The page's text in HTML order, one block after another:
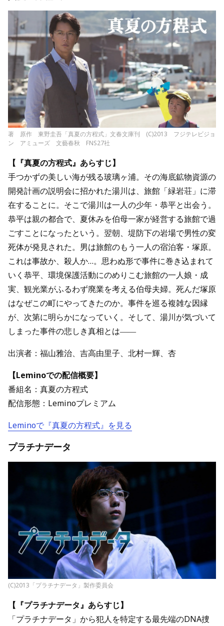
著 原作 東野圭吾「真夏の方程式」文春文庫刊 (C)2013 フジテレビジョ
ン アミューズ 文藝春秋 FNS27社
【『真夏の方程式』あらすじ】
手つかずの美しい海が残る玻璃ヶ浦。その海底鉱物資源の
開発計画の説明会に招かれた湯川は、旅館「緑岩荘」に滞
在することに。そこで湯川は一人の少年・恭平と出会う。
恭平は親の都合で、夏休みを伯母一家が経営する旅館で過
ごすことになったという。翌朝、堤防下の岩場で男性の変
死体が発見された。男は旅館のもう一人の宿泊客・塚原。
これは事故か、殺人か…。思わぬ形で事件に巻き込まれて
いく恭平、環境保護活動にのめりこむ旅館の一人娘・成
実、観光業がふるわず廃業を考える伯母夫婦。死んだ塚原
はなぜこの町にやってきたのか。事件を巡る複雑な因縁
が、次第に明らかになっていく。そして、湯川が気づいて
しまった事件の悲しき真相とは――
出演者：福山雅治、吉高由里子、北村一輝、杏
【Leminoでの配信概要】
番組名：真夏の方程式
配信形態：Leminoプレミアム
Leminoで『真夏の方程式』を見る
プラチナデータ
(C)2013「プラチナデータ」製作委員会
【『プラチナデータ』あらすじ】
「プラチナデータ」から犯人を特定する最先端のDNA捜